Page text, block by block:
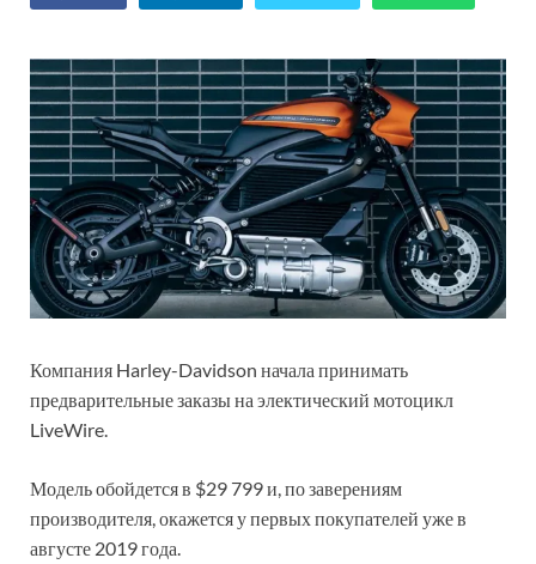
Компания Harley-Davidson начала принимать
предварительные заказы на электический мотоцикл
LiveWire.
Модель обойдется в $29 799 и, по заверениям
производителя, окажется у первых покупателей уже в
августе 2019 года.